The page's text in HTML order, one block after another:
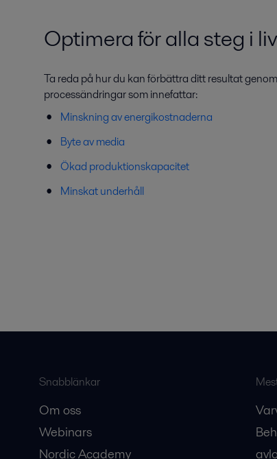
Optimera för alla steg i
Ta reda på hur du kan förbättra ditt resultat
processändringar som innefattar:
Minskning av energikostnaderna
Byte av media
Ökad produktionskapacitet
Minskat underhåll
Snabblänkar
Om oss
Webinars
Nordic Academy